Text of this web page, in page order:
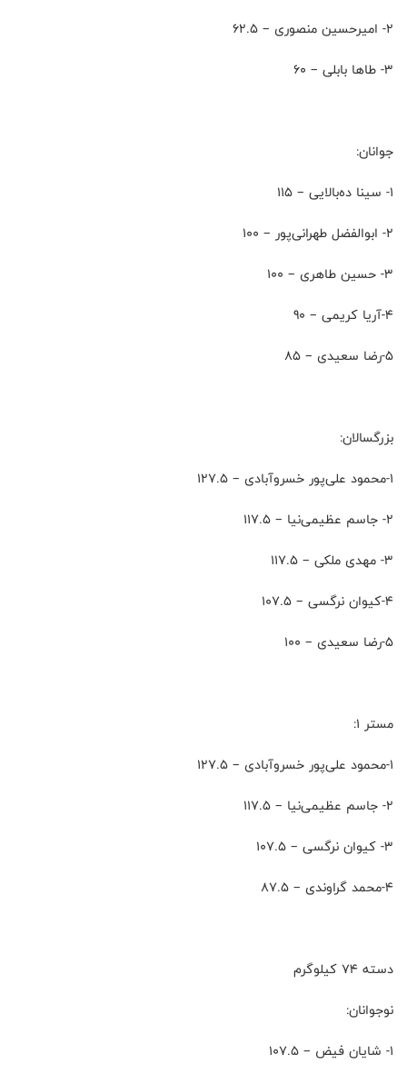
۲- امیرحسین منصوری – 62.5
۳- طاها بابلی – 60
جوانان:
۱- سینا ده‌بالایی – 115
۲- ابوالفضل طهرانی‌پور – 100
۳- حسین طاهری – 100
۴-آریا کریمی – 90
۵-رضا سعیدی – 85
بزرگسالان:
۱-محمود علی‌پور خسروآبادی – 127.5
۲- جاسم عظیمی‌نیا – 117.5
۳- مهدی ملکی – 117.5
۴-کیوان نرگسی – 107.5
۵-رضا سعیدی – 100
مستر 1:
۱-محمود علی‌پور خسروآبادی – 127.5
۲- جاسم عظیمی‌نیا – 117.5
۳- کیوان نرگسی – 107.5
۴-محمد گراوندی – 87.5
دسته 74 کیلوگرم
نوجوانان:
۱- شایان فیض – 107.5